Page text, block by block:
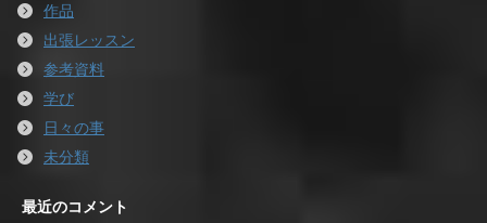
作品
出張レッスン
参考資料
学び
日々の事
未分類
最近のコメント